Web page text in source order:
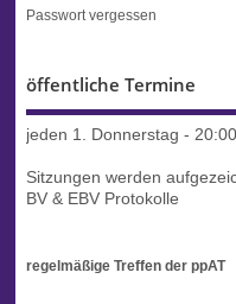
Passwort vergessen
öffentliche Termine
jeden 1. Donnerstag -
Sitzungen werden
BV & EBV Protokolle
regelmäßige Treffen der ppAT